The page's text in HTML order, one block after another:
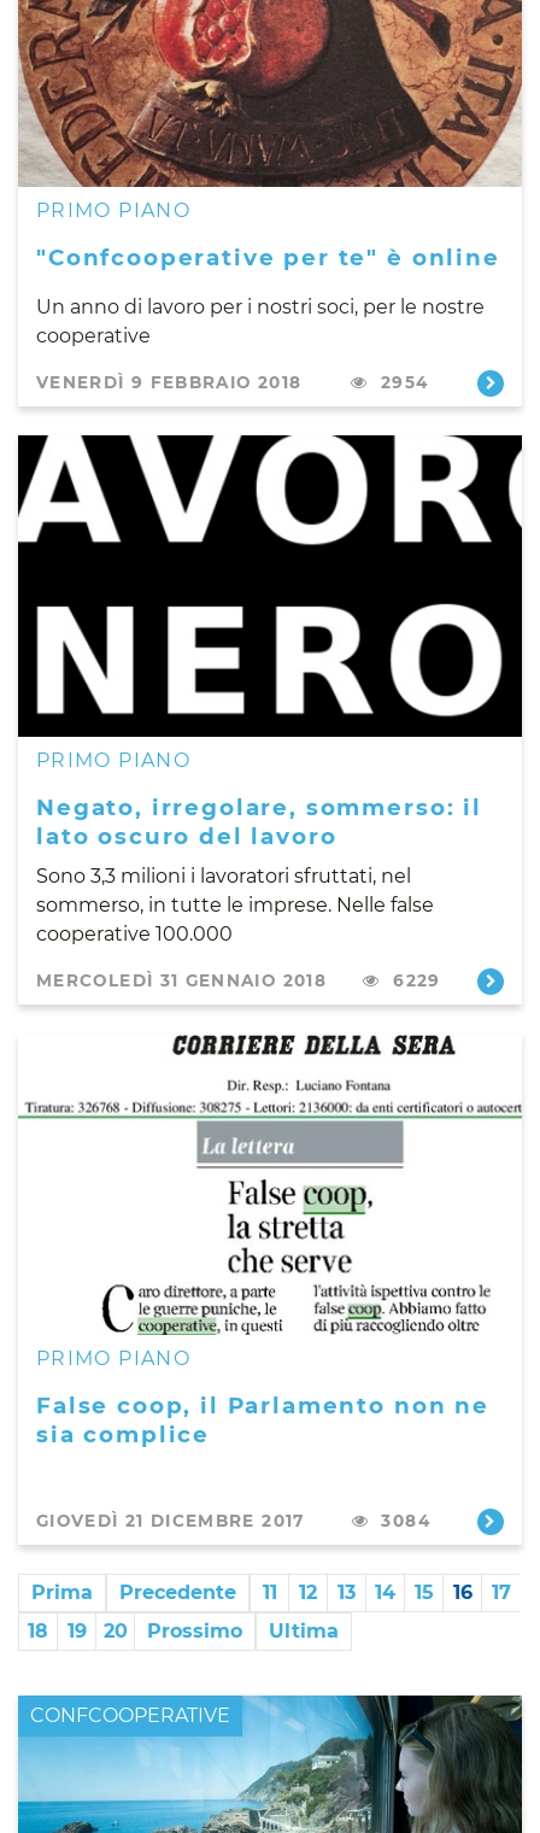
PRIMO PIANO
"Confcooperative per te" è online
Un anno di lavoro per i nostri soci, per le nostre
cooperative
VENERDÌ 9 FEBBRAIO 2018 2954
PRIMO PIANO
Negato, irregolare, sommerso: il
lato oscuro del lavoro
Sono 3,3 milioni i lavoratori sfruttati, nel
sommerso, in tutte le imprese. Nelle false
cooperative 100.000
MERCOLEDÌ 31 GENNAIO 2018 6229
PRIMO PIANO
False coop, il Parlamento non ne
sia complice
GIOVEDÌ 21 DICEMBRE 2017 3084
Prima Precedente 11 12 13 14 15 16
17
18
19 20 Prossimo Ultima
CONFCOOPERATIVE